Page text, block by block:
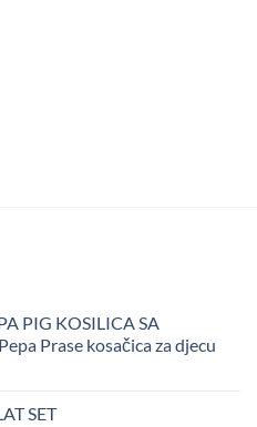
PIG KOSILICA SA
Prase kosačica za djecu
SET